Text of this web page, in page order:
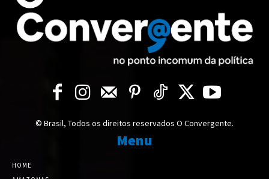
© Brasil, Todos os direitos reservados O Convergente.
Menu
HOME